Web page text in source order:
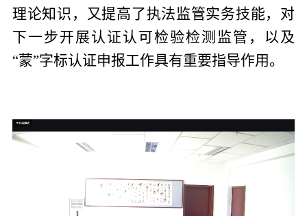
理论知识，又提高了执法监管实务技能，对
下一步开展认证认可检验检测监管 ，以及
“蒙”字标认证申报工作具有重要指导作用。